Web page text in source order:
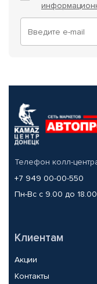
Телефон колл-
+7 949 00-00-550
Пн-Вс с 9.00 до 18.00
Клиентам
Акции
Контакты